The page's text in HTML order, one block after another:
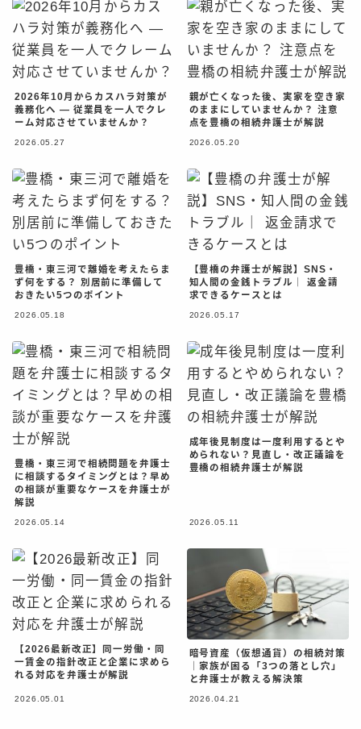
2026年10月からカスハラ対策が
義務化へ ― 従業員を一人でクレ
ーム対応させていませんか？
2026.05.27
親が亡くなった後、実家を空き家
のままにしていませんか？ 注意
点を豊橋の相続弁護士が解説
2026.05.20
豊橋・東三河で離婚を考えたらま
ず何をする？ 別居前に準備して
おきたい5つのポイント
2026.05.18
【豊橋の弁護士が解説】SNS・
知人間の金銭トラブル｜ 返金請
求できるケースとは
2026.05.17
豊橋・東三河で相続問題を弁護士
に相談するタイミングとは？早め
の相談が重要なケースを弁護士が
解説
2026.05.14
成年後見制度は一度利用するとや
められない？見直し・改正議論を
豊橋の相続弁護士が解説
2026.05.11
【2026最新改正】同一労働・同
一賃金の指針改正と企業に求めら
れる対応を弁護士が解説
2026.05.01
暗号資産（仮想通貨）の相続対策
｜家族が困る「3つの落とし穴」
と弁護士が教える解決策
2026.04.21